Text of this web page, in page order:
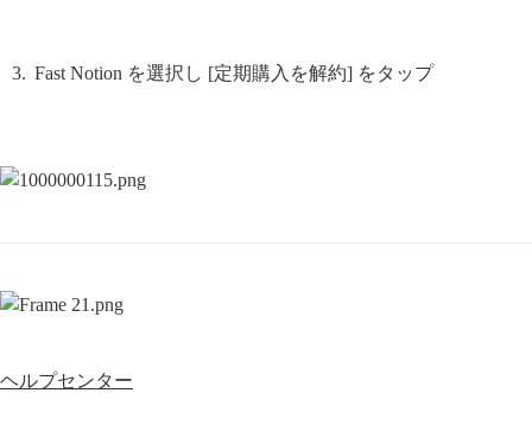
Fast Notion を選択し [定期購入を解約] をタップ
ヘルプセンター